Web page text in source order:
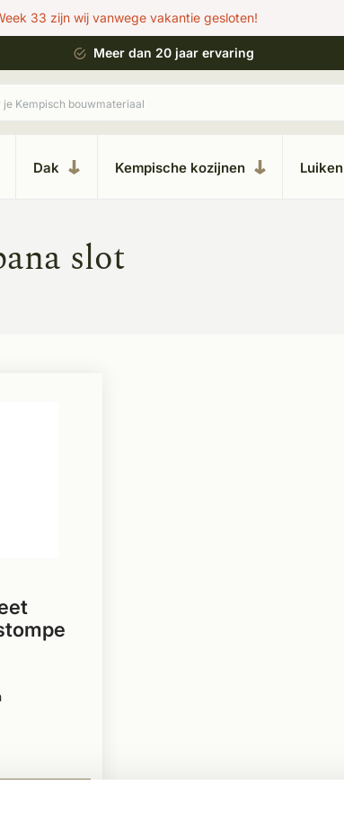
33 zijn wij vanwege vakantie gesloten!
Meer dan 20 jaar ervaring
Dak Kempische kozijnen Luiken
slot